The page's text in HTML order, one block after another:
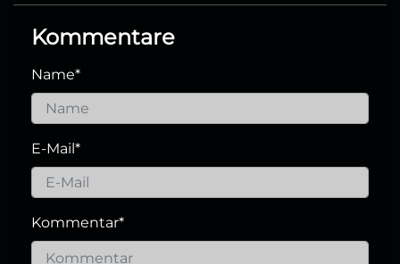
Kommentare
Name*
E-Mail*
Kommentar*